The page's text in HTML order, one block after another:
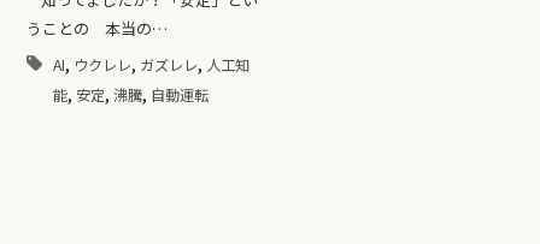
うことの 本当の…
AI, ウクレレ, ガズレレ, 人工知
能, 安定, 沸騰, 自動運転